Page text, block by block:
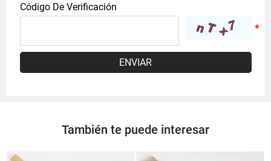
Código De Verificación
ENVIAR
También te puede interesar